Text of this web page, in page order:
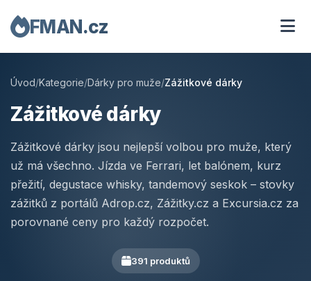
FMAN.cz
Úvod/Kategorie/Dárky pro muže/Zážitkové dárky
Zážitkové dárky
Zážitkové dárky jsou nejlepší volbou pro muže, který
už má všechno. Jízda ve Ferrari, let balónem, kurz
přežití, degustace whisky, tandemový seskok – stovky
zážitků z portálů Adrop.cz, Zážitky.cz a Excursia.cz za
porovnané ceny pro každý rozpočet.
391 produktů